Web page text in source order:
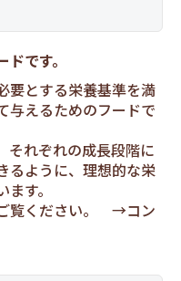
です。
要とする栄養基準を満
与えるためのフードで
それぞれの成長段階に
るように、理想的な栄
す。
覧ください。 →コン